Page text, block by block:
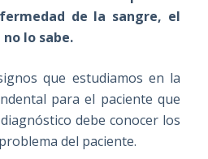
de la sangre, el
lo sabe.
que estudiamos en la
para el paciente que
debe conocer los
del paciente.